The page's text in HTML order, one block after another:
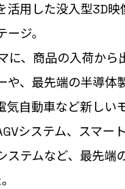
用した没入型3D映
ジ。
に、商品の入荷から
や、最先端の半導体
気自動車など新しい
システム、スマー
ステムなど、最先端